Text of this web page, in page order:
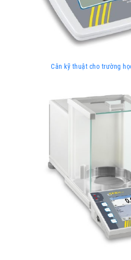
Cân kỹ thuật cho trường